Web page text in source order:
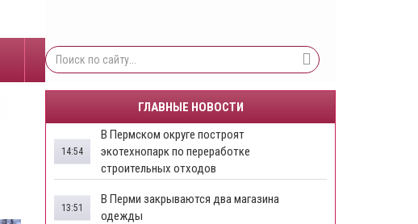
ГЛАВНЫЕ НОВОСТИ
В Пермском округе построят
экотехнопарк по переработке
строительных отходов
14:54
В Перми закрываются два магазина
одежды
13:51